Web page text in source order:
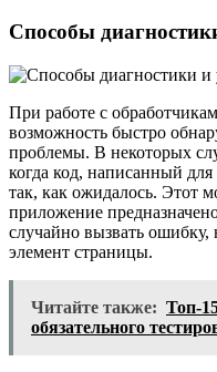
Способы
При работе с
возможность быстро
проблемы. В некоторых
когда код, написанный
так, как ожидалось. Этот
приложение
случайно вызвать
элемент страницы.
Читайте также: Топ-
обязательного